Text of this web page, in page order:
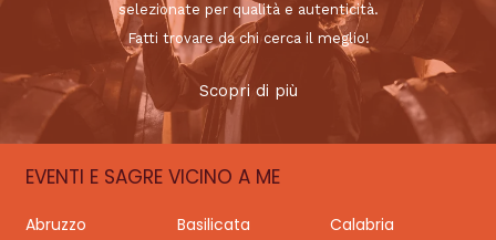
selezionate per qualità e autenticità.
Fatti trovare da chi cerca il meglio!
Scopri di più
EVENTI E SAGRE VICINO A ME
Abruzzo Basilicata
Calabria